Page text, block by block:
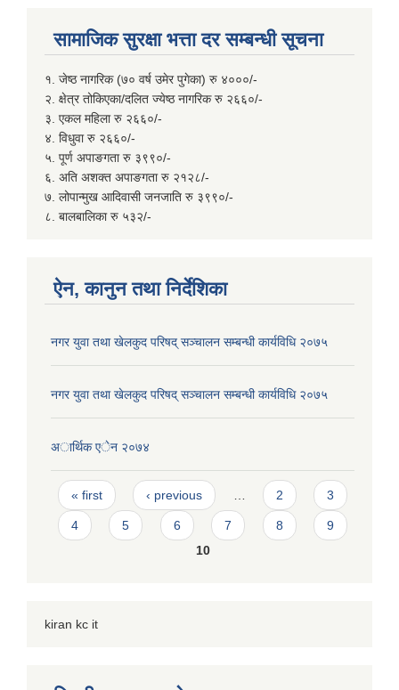
सामाजिक सुरक्षा भत्ता दर सम्बन्धी सूचना
१. जेष्ठ नागरिक (७० वर्ष उमेर पुगेका) रु ४०००/-
२. क्षेत्र तोकिएका/दलित ज्येष्ठ नागरिक रु २६६०/-
३. एकल महिला रु २६६०/-
४. विधुवा रु २६६०/-
५. पूर्ण अपाङगता रु ३९९०/-
६. अति अशक्त अपाङगता रु २१२८/-
७. लोपान्मुख आदिवासी जनजाति रु ३९९०/-
८. बालबालिका रु ५३२/-
ऐन, कानुन तथा निर्देशिका
नगर युवा तथा खेलकुद परिषद् सञ्चालन सम्बन्धी कार्यविधि २०७५
नगर युवा तथा खेलकुद परिषद् सञ्चालन सम्बन्धी कार्यविधि २०७५
अार्थिक एेन २०७४
Pages
« first ‹ previous … 2 3
4 5 6 7 8
9
10
kiran kc it